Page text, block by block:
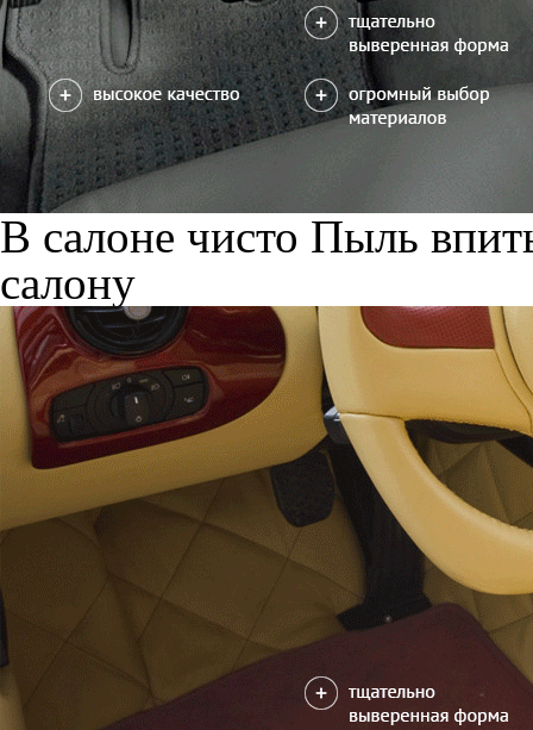
В салоне чисто Пыль
салону